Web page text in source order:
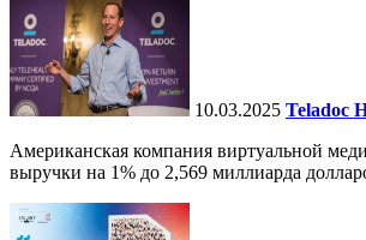
10.03.2025 Teladoc
Американская компания виртуальной
выручки на 1% до 2,569 миллиарда